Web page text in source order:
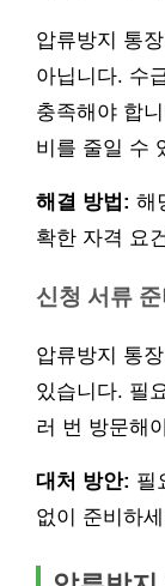
압류방지 통
아닙니다. 수
충족해야 합
비를 줄일 수
해결 방법: 해
확한 자격 요
신청 서류 준
압류방지 통
있습니다. 필
러 번 방문해
대처 방안: 필
없이 준비하